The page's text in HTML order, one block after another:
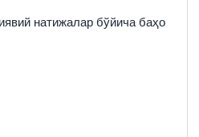
натижалар бўйича баҳо